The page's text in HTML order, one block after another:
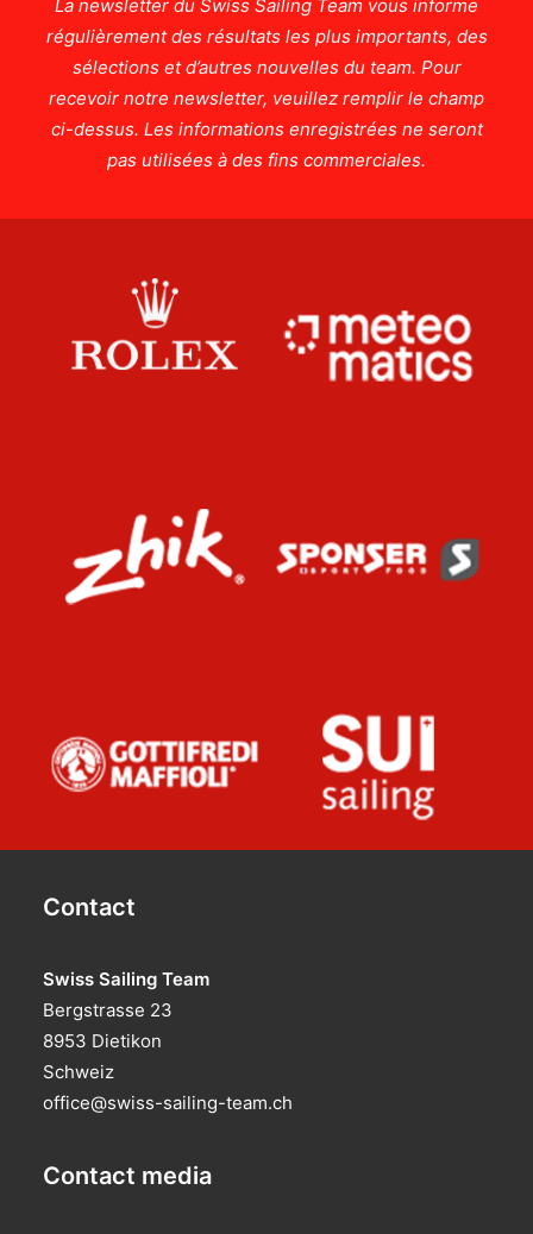
La newsletter du Swiss Sailing Team vous informe
régulièrement des résultats les plus importants, des
sélections et d’autres nouvelles du team. Pour
recevoir notre newsletter, veuillez remplir le champ
ci-dessus. Les informations enregistrées ne seront
pas utilisées à des fins commerciales.
Contact
Swiss Sailing Team
Bergstrasse 23
8953 Dietikon
Schweiz
office@swiss-sailing-team.ch
Contact media